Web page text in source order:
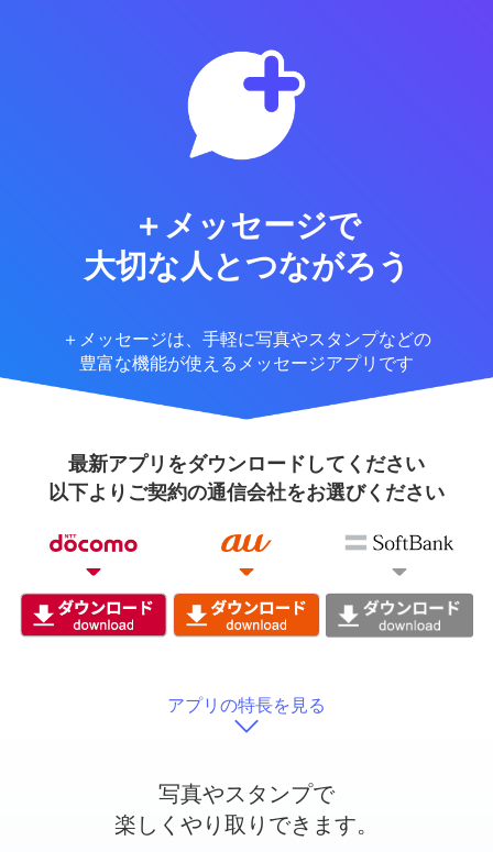
＋メッセージで
大切な人とつながろう
＋メッセージは、手軽に写真やスタンプなどの
豊富な機能が使えるメッセージアプリです
最新アプリをダウンロードしてください
以下よりご契約の通信会社をお選びください
アプリの特長を見る
写真やスタンプで
楽しくやり取りできます。